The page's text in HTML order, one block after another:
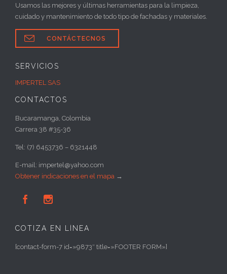
Usamos las mejores y últimas herramientas para la limpieza,
cuidado y mantenimiento de todo tipo de fachadas y materiales.
 CONTÁCTECNOS
SERVICIOS
IMPERTEL SAS
CONTACTOS
Bucaramanga, Colombia
Carrera 38 #35-36
Tel: (7) 6453736 – 6321448
E-mail: impertel@yahoo.com
Obtener indicaciones en el mapa →
 
COTIZA EN LÍNEA
[contact-form-7 id=»9873″ title=»FOOTER FORM»]